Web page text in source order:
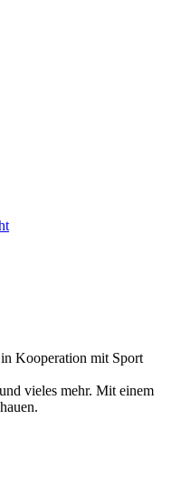
Kooperation mit Sport
vieles mehr. Mit einem